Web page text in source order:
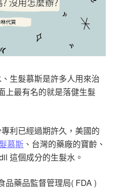
生髮慕斯是許多人用來治
上最有名的就是落健生髮
利已經過期許久，美國的
慕斯 、台灣的藥廠的寶齡、
這個成分的生髮水。
品藥品監督管理局( FDA )